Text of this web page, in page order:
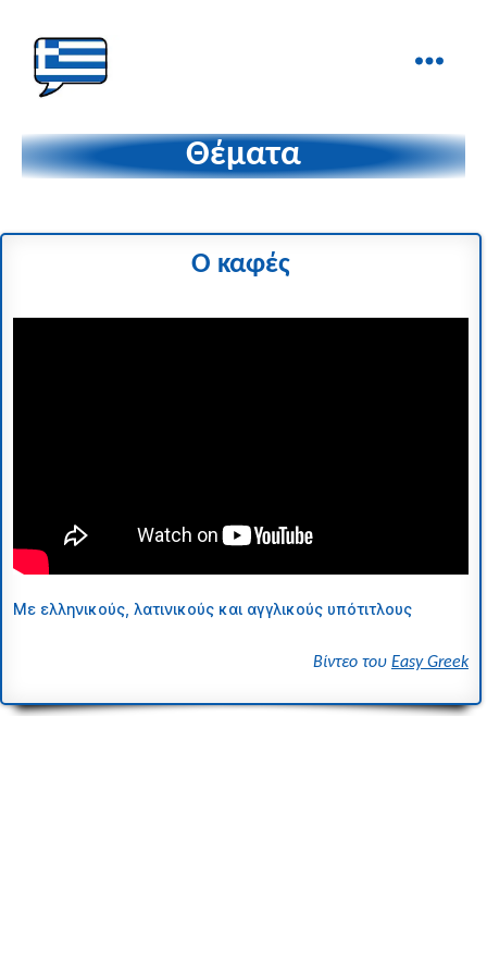
στα
Δάχτυλα!
Θέματα
Ο καφές
Με ελληνικούς, λατινικούς και αγγλικούς υπότιτλους
Bίντεο του Easy Greek